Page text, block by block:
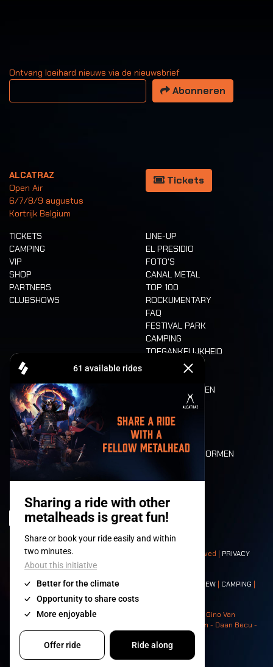
Ontvang loeihard nieuws via de nieuwsbrief
Uw email adres
Abonneren
ALCATRAZ
Open Air
6/7/8/9 augustus
Kortrijk Belgium
Tickets
TICKETS
CAMPING
VIP
SHOP
PARTNERS
CLUBSHOWS
LINE-UP
EL PRESIDIO
FOTO'S
CANAL METAL
TOP 100
ROCKUMENTARY
FAQ
FESTIVAL PARK
CAMPING
TOEGANKELIJKHEID
CASHLESS
ETEN EN DRINKEN
MOBILITEIT
LONE WOLVES
PLATTEGROND
DEATH RIDE
WAARDEN EN NORMEN
HISTORIEK
© 2008-2026- Apache Productions VZW – All rights reserved | PRIVACY
POLICY|ALGEMENE VOORWAARDEN
Contact:GENERAL| PARTNERSHIPS CREW | CAMPING |
NEIGHBOURS
Photos: Ann Kermans - Hans Van Hoof - Eliaz Bruggeman - Gino Van
Lancker - Tim Tronckoe - Elsie Roymans - Stijn Verbruggen - Daan Becu -
Claus Christa - Devid Camerlynck